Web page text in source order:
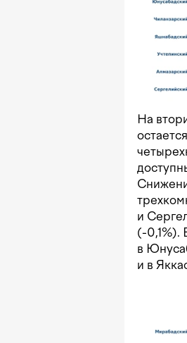
На
и
(-0,1%).
в
и в